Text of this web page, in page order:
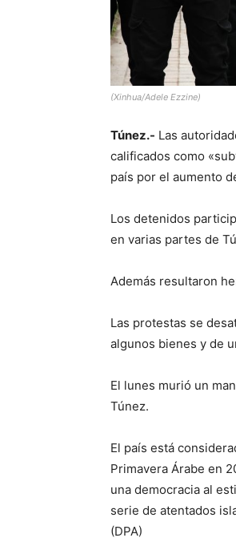
(Xinhua/Adele Ezzine)
Túnez.- Las
calificados como
país por el aumento
Los detenidos
en varias partes de
Además resultaron
Las protestas se
algunos bienes y de
El lunes murió un
Túnez.
El país está
Primavera Árabe en
una democracia al
serie de atentados
(DPA)